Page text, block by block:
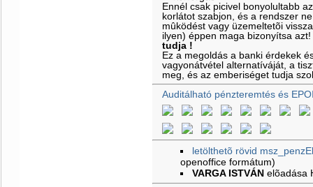
Ennél csak picivel bonyolultabb
korlátot szabjon, és a rendszer
mûködést vagy üzemeltetõi
ilyen) éppen maga bizonyítsa azt!
tudja !
Ez a megoldás a banki érdekek
vagyonátvétel alternatíváját, a
meg, és az emberiséget tudja
Auditálható pénzteremtés és
letölthetõ rövid
openoffice formátum)
VARGA ISTVÁN elõadása